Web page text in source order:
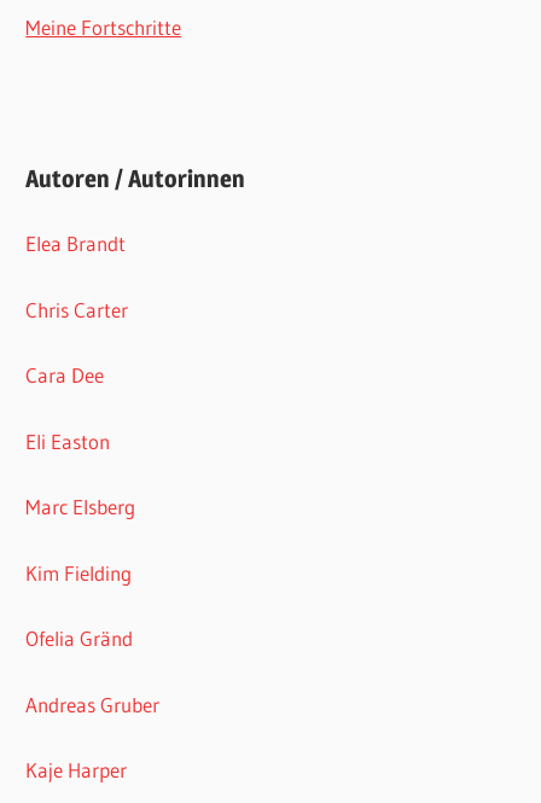
Meine Fortschritte
Autoren / Autorinnen
Elea Brandt
Chris Carter
Cara Dee
Eli Easton
Marc Elsberg
Kim Fielding
Ofelia Gränd
Andreas Gruber
Kaje Harper